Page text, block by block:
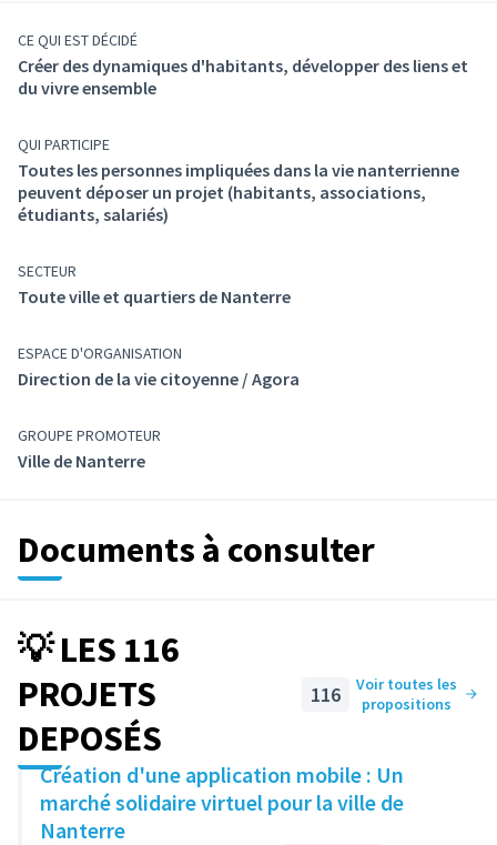
CE QUI EST DÉCIDÉ
Créer des dynamiques d'habitants, développer des liens et
du vivre ensemble
QUI PARTICIPE
Toutes les personnes impliquées dans la vie nanterrienne
peuvent déposer un projet (habitants, associations,
étudiants, salariés)
SECTEUR
Toute ville et quartiers de Nanterre
ESPACE D'ORGANISATION
Direction de la vie citoyenne / Agora
GROUPE PROMOTEUR
Ville de Nanterre
Documents à consulter
💡 LES 116
PROJETS
DEPOSÉS
116
Voir toutes les
propositions
Création d'une application mobile : Un
marché solidaire virtuel pour la ville de
Nanterre